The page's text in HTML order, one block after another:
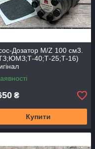
Дозатор M/Z 100 см3.
40;Т-25;Т-16)
₴
Купити